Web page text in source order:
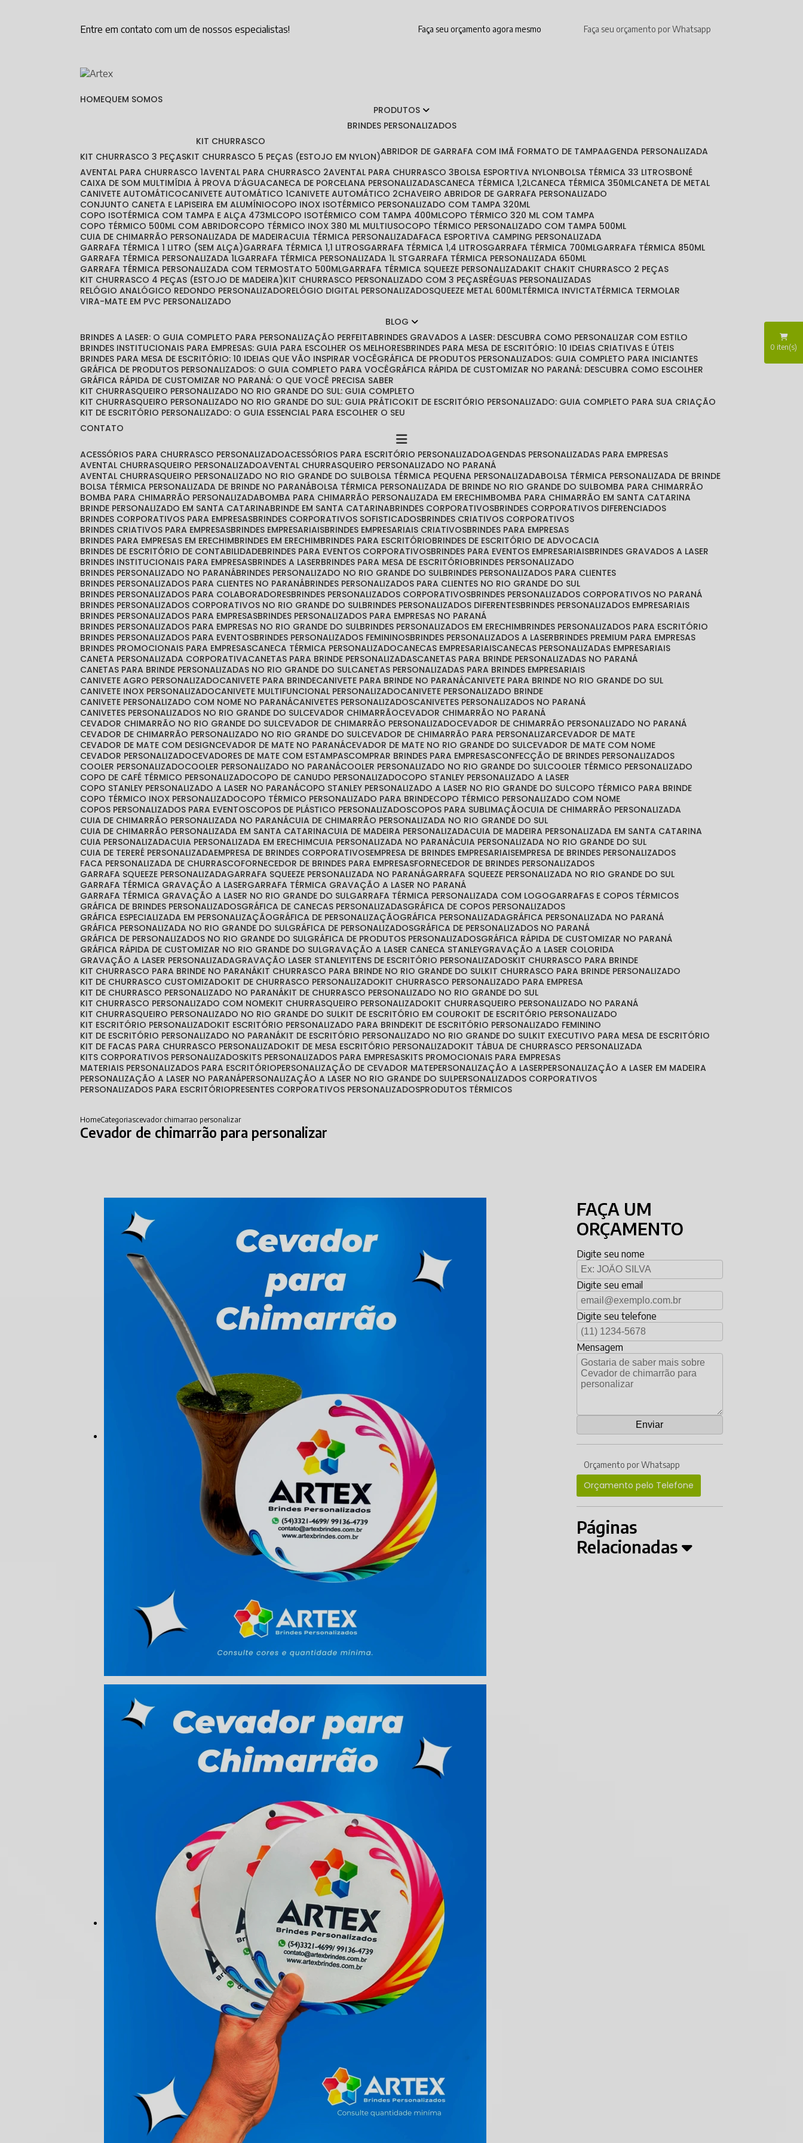
Entre em contato com um de nossos especialistas! Faça seu orçamento agora mesmo Faça seu orçamento por Whatsapp
HOME
QUEM SOMOS
PRODUTOS
BRINDES PERSONALIZADOS
KIT CHURRASCO
KIT CHURRASCO 3 PEÇAS KIT CHURRASCO 5 PEÇAS (ESTOJO EM NYLON) ABRIDOR DE GARRAFA COM IMÃ FORMATO DE TAMPA AGENDA PERSONALIZADA
AVENTAL PARA CHURRASCO 1 AVENTAL PARA CHURRASCO 2 AVENTAL PARA CHURRASCO 3 BOLSA ESPORTIVA NYLON BOLSA TÉRMICA 33 LITROS BONÉ
CAIXA DE SOM MULTIMÍDIA À PROVA D’ÁGUA
CANECA DE PORCELANA PERSONALIZADAS CANECA TÉRMICA 1,2L CANECA TÉRMICA 350ML CANETA DE METAL
CANIVETE AUTOMÁTICO
CANIVETE AUTOMÁTICO 1 CANIVETE AUTOMÁTICO 2
CHAVEIRO ABRIDOR DE GARRAFA PERSONALIZADO
CONJUNTO CANETA E LAPISEIRA EM ALUMÍNIO
COPO INOX ISOTÉRMICO PERSONALIZADO COM TAMPA 320ML
COPO ISOTÉRMICA COM TAMPA E ALÇA 473ML COPO ISOTÉRMICO COM TAMPA 400ML COPO TÉRMICO 320 ML COM TAMPA
COPO TÉRMICO 500ML COM ABRIDOR
COPO TÉRMICO INOX 380 ML MULTIUSO
COPO TÉRMICO PERSONALIZADO COM TAMPA 500ML
CUIA DE CHIMARRÃO PERSONALIZADA DE MADEIRA
CUIA TÉRMICA PERSONALIZADA FACA ESPORTIVA CAMPING PERSONALIZADA
GARRAFA TÉRMICA 1 LITRO (SEM ALÇA)
GARRAFA TÉRMICA 1,1 LITROS GARRAFA TÉRMICA 1,4 LITROS GARRAFA TÉRMICA 700ML
GARRAFA TÉRMICA 850ML
GARRAFA TÉRMICA PERSONALIZADA 1L
GARRAFA TÉRMICA PERSONALIZADA 1L ST
GARRAFA TÉRMICA PERSONALIZADA 650ML
GARRAFA TÉRMICA PERSONALIZADA COM TERMOSTATO 500ML
GARRAFA TÉRMICA SQUEEZE PERSONALIZADA KIT CHA KIT CHURRASCO 2 PEÇAS
KIT CHURRASCO 4 PEÇAS (ESTOJO DE MADEIRA) KIT CHURRASCO PERSONALIZADO COM 3 PEÇAS RÉGUAS PERSONALIZADAS
RELÓGIO ANALÓGICO REDONDO PERSONALIZADO RELÓGIO DIGITAL PERSONALIZADO SQUEEZE METAL 600ML TÉRMICA INVICTA TÉRMICA TERMOLAR
VIRA-MATE EM PVC PERSONALIZADO
BLOG
BRINDES A LASER: O GUIA COMPLETO PARA PERSONALIZAÇÃO PERFEITA BRINDES GRAVADOS A LASER: DESCUBRA COMO PERSONALIZAR COM ESTILO
BRINDES INSTITUCIONAIS PARA EMPRESAS: GUIA PARA ESCOLHER OS MELHORES BRINDES PARA MESA DE ESCRITÓRIO: 10 IDEIAS CRIATIVAS E ÚTEIS
BRINDES PARA MESA DE ESCRITÓRIO: 10 IDEIAS QUE VÃO INSPIRAR VOCÊ
GRÁFICA DE PRODUTOS PERSONALIZADOS: GUIA COMPLETO PARA INICIANTES
GRÁFICA DE PRODUTOS PERSONALIZADOS: O GUIA COMPLETO PARA VOCÊ
GRÁFICA RÁPIDA DE CUSTOMIZAR NO PARANÁ: DESCUBRA COMO ESCOLHER
GRÁFICA RÁPIDA DE CUSTOMIZAR NO PARANÁ: O QUE VOCÊ PRECISA SABER
KIT CHURRASQUEIRO PERSONALIZADO NO RIO GRANDE DO SUL: GUIA COMPLETO
KIT CHURRASQUEIRO PERSONALIZADO NO RIO GRANDE DO SUL: GUIA PRÁTICO KIT DE ESCRITÓRIO PERSONALIZADO: GUIA COMPLETO PARA SUA CRIAÇÃO
KIT DE ESCRITÓRIO PERSONALIZADO: O GUIA ESSENCIAL PARA ESCOLHER O SEU
CONTATO
ACESSÓRIOS PARA CHURRASCO PERSONALIZADO ACESSÓRIOS PARA ESCRITÓRIO PERSONALIZADO AGENDAS PERSONALIZADAS PARA EMPRESAS
AVENTAL CHURRASQUEIRO PERSONALIZADO AVENTAL CHURRASQUEIRO PERSONALIZADO NO PARANÁ
AVENTAL CHURRASQUEIRO PERSONALIZADO NO RIO GRANDE DO SUL BOLSA TÉRMICA PEQUENA PERSONALIZADA BOLSA TÉRMICA PERSONALIZADA DE BRINDE
BOLSA TÉRMICA PERSONALIZADA DE BRINDE NO PARANÁ BOLSA TÉRMICA PERSONALIZADA DE BRINDE NO RIO GRANDE DO SUL BOMBA PARA CHIMARRÃO
BOMBA PARA CHIMARRÃO PERSONALIZADA BOMBA PARA CHIMARRÃO PERSONALIZADA EM ERECHIM BOMBA PARA CHIMARRÃO EM SANTA CATARINA
BRINDE PERSONALIZADO EM SANTA CATARINA BRINDE EM SANTA CATARINA BRINDES CORPORATIVOS BRINDES CORPORATIVOS DIFERENCIADOS
BRINDES CORPORATIVOS PARA EMPRESAS BRINDES CORPORATIVOS SOFISTICADOS BRINDES CRIATIVOS CORPORATIVOS
BRINDES CRIATIVOS PARA EMPRESAS BRINDES EMPRESARIAIS BRINDES EMPRESARIAIS CRIATIVOS BRINDES PARA EMPRESAS
BRINDES PARA EMPRESAS EM ERECHIM BRINDES EM ERECHIM BRINDES PARA ESCRITÓRIO BRINDES DE ESCRITÓRIO DE ADVOCACIA
BRINDES DE ESCRITÓRIO DE CONTABILIDADE BRINDES PARA EVENTOS CORPORATIVOS BRINDES PARA EVENTOS EMPRESARIAIS BRINDES GRAVADOS A LASER
BRINDES INSTITUCIONAIS PARA EMPRESAS BRINDES A LASER BRINDES PARA MESA DE ESCRITÓRIO BRINDES PERSONALIZADO
BRINDES PERSONALIZADO NO PARANÁ BRINDES PERSONALIZADO NO RIO GRANDE DO SUL BRINDES PERSONALIZADOS PARA CLIENTES
BRINDES PERSONALIZADOS PARA CLIENTES NO PARANÁ BRINDES PERSONALIZADOS PARA CLIENTES NO RIO GRANDE DO SUL
BRINDES PERSONALIZADOS PARA COLABORADORES BRINDES PERSONALIZADOS CORPORATIVOS BRINDES PERSONALIZADOS CORPORATIVOS NO PARANÁ
BRINDES PERSONALIZADOS CORPORATIVOS NO RIO GRANDE DO SUL BRINDES PERSONALIZADOS DIFERENTES BRINDES PERSONALIZADOS EMPRESARIAIS
BRINDES PERSONALIZADOS PARA EMPRESAS BRINDES PERSONALIZADOS PARA EMPRESAS NO PARANÁ
BRINDES PERSONALIZADOS PARA EMPRESAS NO RIO GRANDE DO SUL BRINDES PERSONALIZADOS EM ERECHIM BRINDES PERSONALIZADOS PARA ESCRITÓRIO
BRINDES PERSONALIZADOS PARA EVENTOS BRINDES PERSONALIZADOS FEMININOS BRINDES PERSONALIZADOS A LASER BRINDES PREMIUM PARA EMPRESAS
BRINDES PROMOCIONAIS PARA EMPRESAS CANECA TÉRMICA PERSONALIZADO CANECAS EMPRESARIAIS CANECAS PERSONALIZADAS EMPRESARIAIS
CANETA PERSONALIZADA CORPORATIVA
CANETAS PARA BRINDE PERSONALIZADAS CANETAS PARA BRINDE PERSONALIZADAS NO PARANÁ
CANETAS PARA BRINDE PERSONALIZADAS NO RIO GRANDE DO SUL CANETAS PERSONALIZADAS PARA BRINDES EMPRESARIAIS
CANIVETE AGRO PERSONALIZADO
CANIVETE PARA BRINDE CANIVETE PARA BRINDE NO PARANÁ CANIVETE PARA BRINDE NO RIO GRANDE DO SUL
CANIVETE INOX PERSONALIZADO
CANIVETE MULTIFUNCIONAL PERSONALIZADO
CANIVETE PERSONALIZADO BRINDE
CANIVETE PERSONALIZADO COM NOME NO PARANÁ CANIVETES PERSONALIZADOS CANIVETES PERSONALIZADOS NO PARANÁ
CANIVETES PERSONALIZADOS NO RIO GRANDE DO SUL CEVADOR CHIMARRÃO
CEVADOR CHIMARRÃO NO PARANÁ
CEVADOR CHIMARRÃO NO RIO GRANDE DO SUL CEVADOR DE CHIMARRÃO PERSONALIZADO
CEVADOR DE CHIMARRÃO PERSONALIZADO NO PARANÁ
CEVADOR DE CHIMARRÃO PERSONALIZADO NO RIO GRANDE DO SUL CEVADOR DE CHIMARRÃO PARA PERSONALIZAR
CEVADOR DE MATE
CEVADOR DE MATE COM DESIGN
CEVADOR DE MATE NO PARANÁ CEVADOR DE MATE NO RIO GRANDE DO SUL CEVADOR DE MATE COM NOME
CEVADOR PERSONALIZADO
CEVADORES DE MATE COM ESTAMPAS COMPRAR BRINDES PARA EMPRESAS CONFECÇÃO DE BRINDES PERSONALIZADOS
COOLER PERSONALIZADO
COOLER PERSONALIZADO NO PARANÁ COOLER PERSONALIZADO NO RIO GRANDE DO SUL COOLER TÉRMICO PERSONALIZADO
COPO DE CAFÉ TÉRMICO PERSONALIZADO
COPO DE CANUDO PERSONALIZADO
COPO STANLEY PERSONALIZADO A LASER
COPO STANLEY PERSONALIZADO A LASER NO PARANÁ COPO STANLEY PERSONALIZADO A LASER NO RIO GRANDE DO SUL COPO TÉRMICO PARA BRINDE
COPO TÉRMICO INOX PERSONALIZADO
COPO TÉRMICO PERSONALIZADO PARA BRINDE COPO TÉRMICO PERSONALIZADO COM NOME
COPOS PERSONALIZADOS PARA EVENTOS COPOS DE PLÁSTICO PERSONALIZADOS COPOS PARA SUBLIMAÇÃO
CUIA DE CHIMARRÃO PERSONALIZADA
CUIA DE CHIMARRÃO PERSONALIZADA NO PARANÁ CUIA DE CHIMARRÃO PERSONALIZADA NO RIO GRANDE DO SUL
CUIA DE CHIMARRÃO PERSONALIZADA EM SANTA CATARINA
CUIA DE MADEIRA PERSONALIZADA
CUIA DE MADEIRA PERSONALIZADA EM SANTA CATARINA
CUIA PERSONALIZADA
CUIA PERSONALIZADA EM ERECHIM CUIA PERSONALIZADA NO PARANÁ CUIA PERSONALIZADA NO RIO GRANDE DO SUL
CUIA DE TERERÉ PERSONALIZADA EMPRESA DE BRINDES CORPORATIVOS EMPRESA DE BRINDES EMPRESARIAIS EMPRESA DE BRINDES PERSONALIZADOS
FACA PERSONALIZADA DE CHURRASCO FORNECEDOR DE BRINDES PARA EMPRESAS FORNECEDOR DE BRINDES PERSONALIZADOS
GARRAFA SQUEEZE PERSONALIZADA
GARRAFA SQUEEZE PERSONALIZADA NO PARANÁ
GARRAFA SQUEEZE PERSONALIZADA NO RIO GRANDE DO SUL
GARRAFA TÉRMICA GRAVAÇÃO A LASER
GARRAFA TÉRMICA GRAVAÇÃO A LASER NO PARANÁ
GARRAFA TÉRMICA GRAVAÇÃO A LASER NO RIO GRANDE DO SUL
GARRAFA TÉRMICA PERSONALIZADA COM LOGO
GARRAFAS E COPOS TÉRMICOS
GRÁFICA DE BRINDES PERSONALIZADOS
GRÁFICA DE CANECAS PERSONALIZADAS
GRÁFICA DE COPOS PERSONALIZADOS
GRÁFICA ESPECIALIZADA EM PERSONALIZAÇÃO
GRÁFICA DE PERSONALIZAÇÃO GRÁFICA PERSONALIZADA
GRÁFICA PERSONALIZADA NO PARANÁ
GRÁFICA PERSONALIZADA NO RIO GRANDE DO SUL
GRÁFICA DE PERSONALIZADOS
GRÁFICA DE PERSONALIZADOS NO PARANÁ
GRÁFICA DE PERSONALIZADOS NO RIO GRANDE DO SUL
GRÁFICA DE PRODUTOS PERSONALIZADOS
GRÁFICA RÁPIDA DE CUSTOMIZAR NO PARANÁ
GRÁFICA RÁPIDA DE CUSTOMIZAR NO RIO GRANDE DO SUL
GRAVAÇÃO A LASER CANECA STANLEY
GRAVAÇÃO A LASER COLORIDA
GRAVAÇÃO A LASER PERSONALIZADA
GRAVAÇÃO LASER STANLEY ITENS DE ESCRITÓRIO PERSONALIZADOS KIT CHURRASCO PARA BRINDE
KIT CHURRASCO PARA BRINDE NO PARANÁ KIT CHURRASCO PARA BRINDE NO RIO GRANDE DO SUL KIT CHURRASCO PARA BRINDE PERSONALIZADO
KIT DE CHURRASCO CUSTOMIZADO KIT DE CHURRASCO PERSONALIZADO KIT CHURRASCO PERSONALIZADO PARA EMPRESA
KIT DE CHURRASCO PERSONALIZADO NO PARANÁ KIT DE CHURRASCO PERSONALIZADO NO RIO GRANDE DO SUL
KIT CHURRASCO PERSONALIZADO COM NOME KIT CHURRASQUEIRO PERSONALIZADO KIT CHURRASQUEIRO PERSONALIZADO NO PARANÁ
KIT CHURRASQUEIRO PERSONALIZADO NO RIO GRANDE DO SUL KIT DE ESCRITÓRIO EM COURO KIT DE ESCRITÓRIO PERSONALIZADO
KIT ESCRITÓRIO PERSONALIZADO KIT ESCRITÓRIO PERSONALIZADO PARA BRINDE KIT DE ESCRITÓRIO PERSONALIZADO FEMININO
KIT DE ESCRITÓRIO PERSONALIZADO NO PARANÁ KIT DE ESCRITÓRIO PERSONALIZADO NO RIO GRANDE DO SUL KIT EXECUTIVO PARA MESA DE ESCRITÓRIO
KIT DE FACAS PARA CHURRASCO PERSONALIZADO KIT DE MESA ESCRITÓRIO PERSONALIZADO KIT TÁBUA DE CHURRASCO PERSONALIZADA
KITS CORPORATIVOS PERSONALIZADOS KITS PERSONALIZADOS PARA EMPRESAS KITS PROMOCIONAIS PARA EMPRESAS
MATERIAIS PERSONALIZADOS PARA ESCRITÓRIO PERSONALIZAÇÃO DE CEVADOR MATE PERSONALIZAÇÃO A LASER PERSONALIZAÇÃO A LASER EM MADEIRA
PERSONALIZAÇÃO A LASER NO PARANÁ PERSONALIZAÇÃO A LASER NO RIO GRANDE DO SUL PERSONALIZADOS CORPORATIVOS
PERSONALIZADOS PARA ESCRITÓRIO PRESENTES CORPORATIVOS PERSONALIZADOS PRODUTOS TÉRMICOS
0 iten(s)
HomeCategoriascevador chimarrao personalizar
Cevador de chimarrão para personalizar
FAÇA UM
ORÇAMENTO
Digite seu nome
Digite seu email
Digite seu telefone
Mensagem
Orçamento por Whatsapp
Orçamento pelo Telefone
Páginas
Relacionadas